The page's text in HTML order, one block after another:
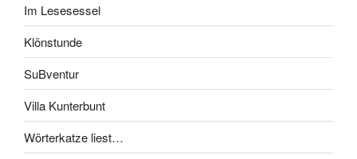
Im Lesesessel
Klönstunde
SuBventur
Villa Kunterbunt
Wörterkatze liest…